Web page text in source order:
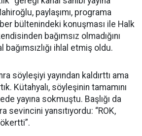
paylaşımı, programa
bültenindeki konuşması ile Halk
bağımsız olmadığını
ihlal etmiş oldu.
söyleşiyi yayından kaldırttı ama
Kütahyalı, söyleşinin tamamını
yayına sokmuştu. Başlığı da
sevincini yansıtıyordu: “ROK,